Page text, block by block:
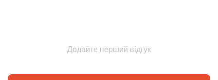
Додайте перший відгук